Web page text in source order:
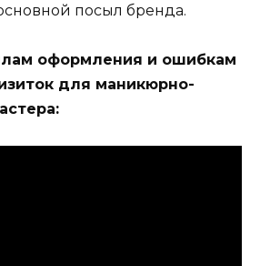
посыл бренда.
оформления и ошибкам
для маникюрно-